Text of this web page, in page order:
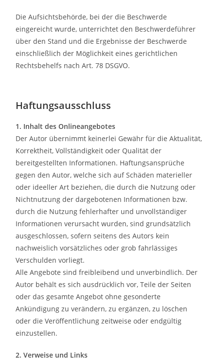
Die Aufsichtsbehörde, bei der die Beschwerde
eingereicht wurde, unterrichtet den Beschwerdeführer
über den Stand und die Ergebnisse der Beschwerde
einschließlich der Möglichkeit eines gerichtlichen
Rechtsbehelfs nach Art. 78 DSGVO.
Haftungsausschluss
1. Inhalt des Onlineangebotes
Der Autor übernimmt keinerlei Gewähr für die Aktualität,
Korrektheit, Vollständigkeit oder Qualität der
bereitgestellten Informationen. Haftungsansprüche
gegen den Autor, welche sich auf Schäden materieller
oder ideeller Art beziehen, die durch die Nutzung oder
Nichtnutzung der dargebotenen Informationen bzw.
durch die Nutzung fehlerhafter und unvollständiger
Informationen verursacht wurden, sind grundsätzlich
ausgeschlossen, sofern seitens des Autors kein
nachweislich vorsätzliches oder grob fahrlässiges
Verschulden vorliegt.
Alle Angebote sind freibleibend und unverbindlich. Der
Autor behält es sich ausdrücklich vor, Teile der Seiten
oder das gesamte Angebot ohne gesonderte
Ankündigung zu verändern, zu ergänzen, zu löschen
oder die Veröffentlichung zeitweise oder endgültig
einzustellen.
2. Verweise und Links